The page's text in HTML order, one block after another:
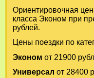
Ориентировочная
класса Эконом при
рублей.
Цены поездки по
Эконом от 21900
Универсал от 28400